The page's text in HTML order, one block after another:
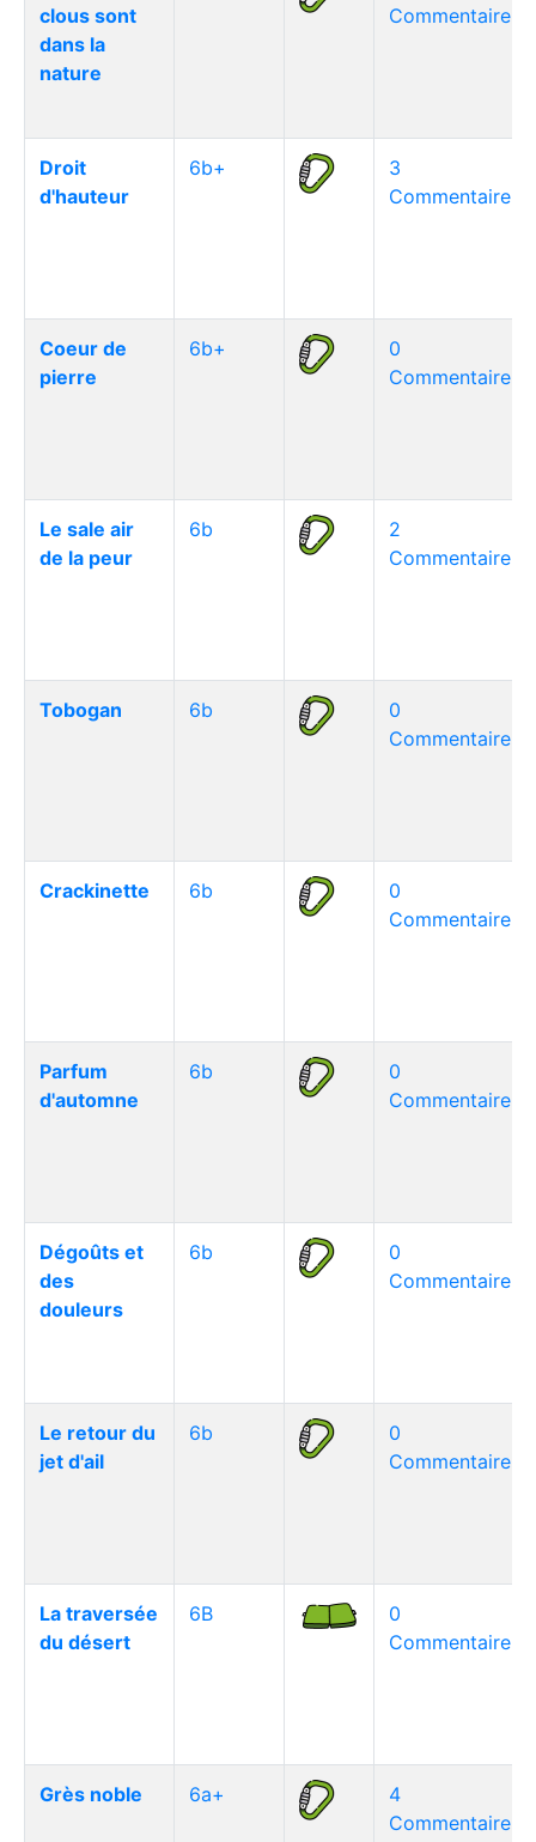
clous sont
dans la
nature
Commentaire(s)
Droit
d'hauteur
6b+
3
Commentaire(s)
Coeur de
pierre
6b+
0
Commentaire(s)
Le sale air
de la peur
6b
2
Commentaire(s)
Tobogan 6b
0
Commentaire(s)
Crackinette 6b
0
Commentaire(s)
Parfum
d'automne
6b
0
Commentaire(s)
Dégoûts et
des
douleurs
6b
0
Commentaire(s)
Le retour du
jet d'ail
6b
0
Commentaire(s)
La traversée
du désert
6B
0
Commentaire(s)
Grès noble 6a+
4
Commentaire(s)